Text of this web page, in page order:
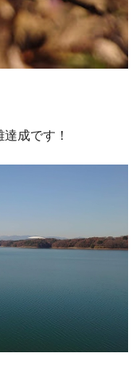
成です！